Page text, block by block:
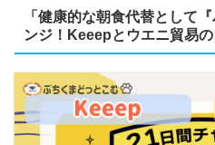
「健康的な朝食代替として
ンジ！Keeepとウエニ貿易の